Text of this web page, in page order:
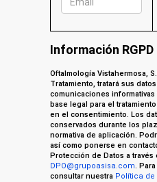
Información RGPD
Oftalmología Vistahermosa,
Tratamiento, tratará sus
comunicaciones
base legal para el
en el consentimiento. Los
conservados durante los
normativa de aplicación.
así como ponerse en
Protección de Datos a
DPO@grupoasisa.com.
consultar nuestra Política de